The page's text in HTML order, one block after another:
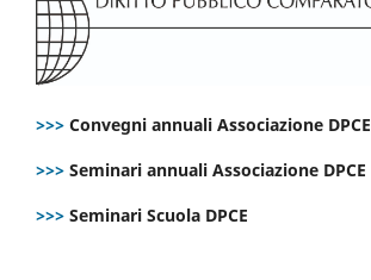
>>> Convegni annuali Associazione DPCE
>>> Seminari annuali Associazione DPCE
>>> Seminari Scuola DPCE